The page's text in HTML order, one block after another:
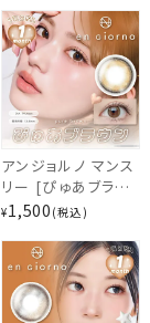
アンジョルノ マンス
リー [ぴゅあブラウ
ン] 1ヶ月 [2枚入]
1Month EC86539
¥1,500 税込